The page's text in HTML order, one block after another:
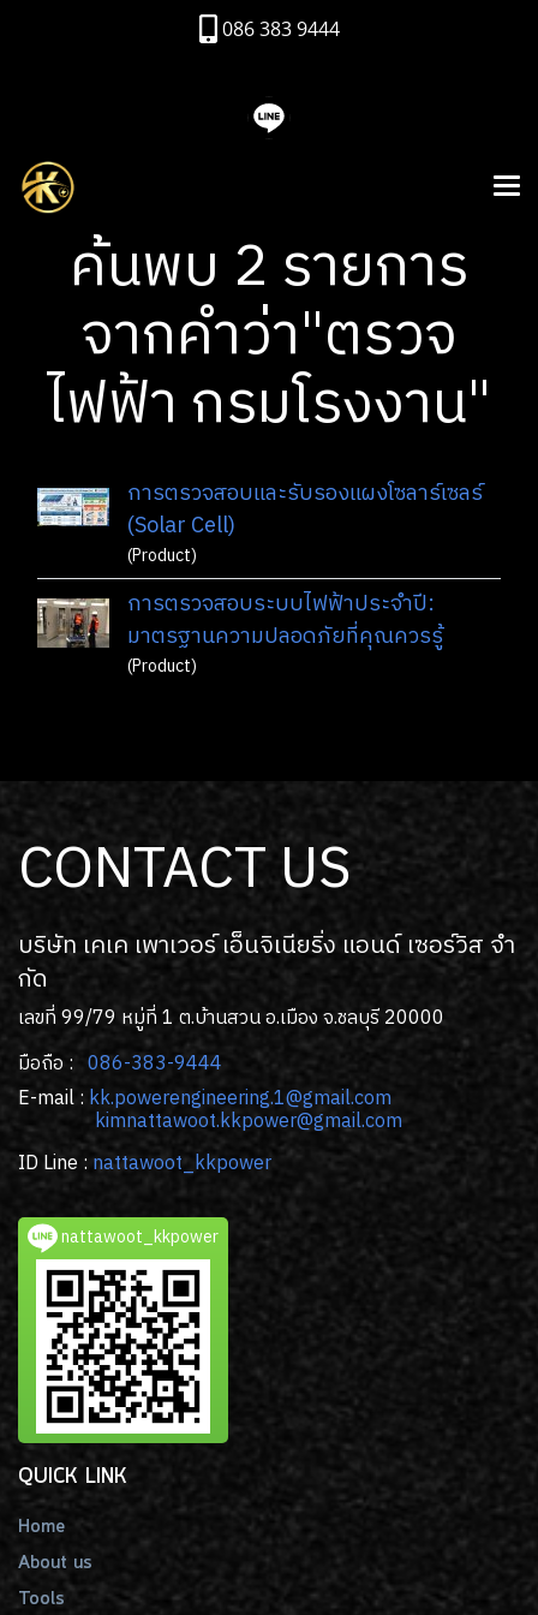
086 383 9444
ค้นพบ 2 รายการ
จากคำว่า"ตรวจ
ไฟฟ้า กรมโรงงาน"
การตรวจสอบและรับรองแผงโซลาร์เซลร์
(Solar Cell)
(Product)
การตรวจสอบระบบไฟฟ้าประจำปี:
มาตรฐานความปลอดภัยที่คุณควรรู้
(Product)
CONTACT US
บริษัท เคเค เพาเวอร์ เอ็นจิเนียริ่ง แอนด์ เซอร์วิส จํา
กัด
เลขที่ 99/79 หมู่ที่ 1 ต.บ้านสวน อ.เมือง จ.ชลบุรี 20000
มือถือ : 086-383-9444
E-mail : kk.powerengineering.1@gmail.com
kimnattawoot.kkpower@gmail.com
ID Line : nattawoot_kkpower
nattawoot_kkpower
QUICK LINK
Home
About us
Tools